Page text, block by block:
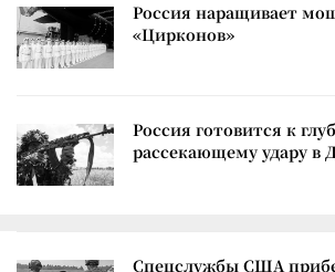
Россия наращивает
«Цирконов»
Россия готовится к
рассекающему удару в
Спецслужбы США